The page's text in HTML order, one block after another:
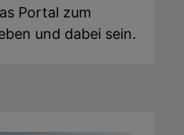
Portal zum
und dabei sein.